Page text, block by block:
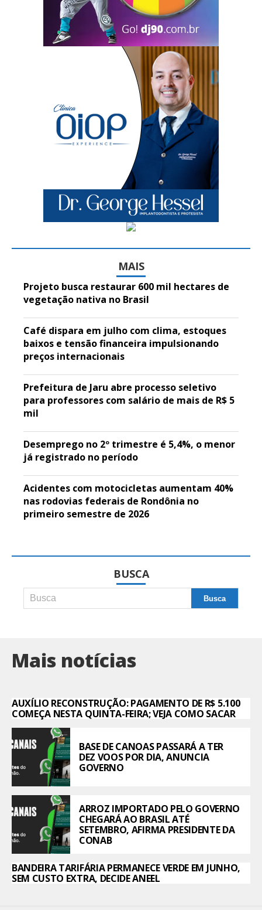
MAIS
Projeto busca restaurar 600 mil hectares de
vegetação nativa no Brasil
Café dispara em julho com clima, estoques
baixos e tensão financeira impulsionando
preços internacionais
Prefeitura de Jaru abre processo seletivo
para professores com salário de mais de R$ 5
mil
Desemprego no 2º trimestre é 5,4%, o menor
já registrado no período
Acidentes com motocicletas aumentam 40%
nas rodovias federais de Rondônia no
primeiro semestre de 2026
BUSCA
Mais notícias
AUXÍLIO RECONSTRUÇÃO: PAGAMENTO DE R$ 5.100
COMEÇA NESTA QUINTA-FEIRA; VEJA COMO SACAR
BASE DE CANOAS PASSARÁ A TER
DEZ VOOS POR DIA, ANUNCIA
GOVERNO
ARROZ IMPORTADO PELO GOVERNO
CHEGARÁ AO BRASIL ATÉ
SETEMBRO, AFIRMA PRESIDENTE DA
CONAB
BANDEIRA TARIFÁRIA PERMANECE VERDE EM JUNHO,
SEM CUSTO EXTRA, DECIDE ANEEL